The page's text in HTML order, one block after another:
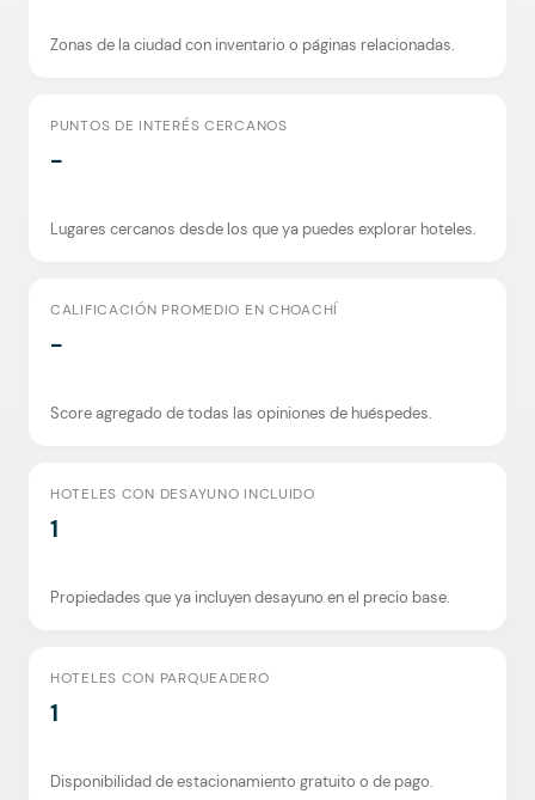
Zonas de la ciudad con inventario o páginas relacionadas.
PUNTOS DE INTERÉS CERCANOS
-
Lugares cercanos desde los que ya puedes explorar hoteles.
CALIFICACIÓN PROMEDIO EN CHOACHÍ
-
Score agregado de todas las opiniones de huéspedes.
HOTELES CON DESAYUNO INCLUIDO
1
Propiedades que ya incluyen desayuno en el precio base.
HOTELES CON PARQUEADERO
1
Disponibilidad de estacionamiento gratuito o de pago.